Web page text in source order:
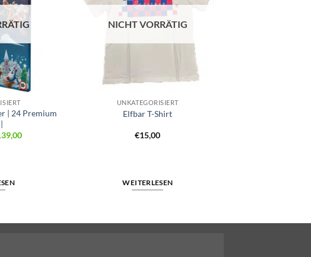
| 24 Premium
Aktueller
NICHT VORRÄTIG
UNKATEGORISIERT
Elfbar T-Shirt
€15,00
WEITERLESEN